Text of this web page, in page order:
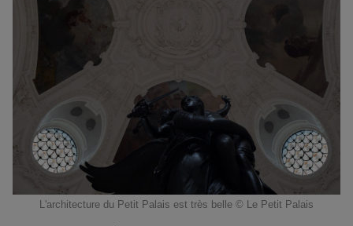
L'architecture du Petit Palais est très belle © Le Petit Palais